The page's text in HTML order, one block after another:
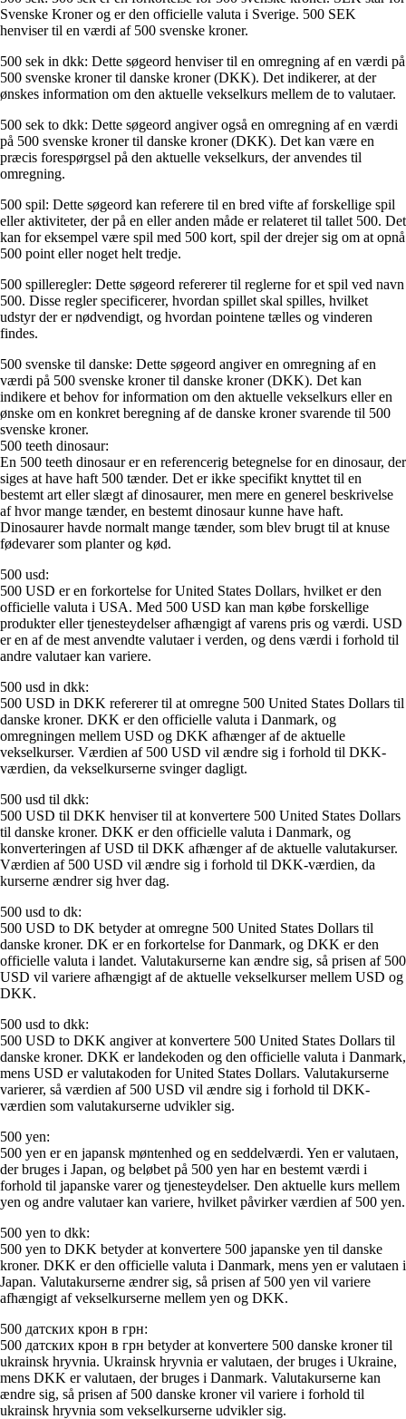
Svenske Kroner og er den officielle valuta i Sverige. 500 SEK
henviser til en værdi af 500 svenske kroner.
500 sek in dkk: Dette søgeord henviser til en omregning af en værdi på
500 svenske kroner til danske kroner (DKK). Det indikerer, at der
ønskes information om den aktuelle vekselkurs mellem de to valutaer.
500 sek to dkk: Dette søgeord angiver også en omregning af en værdi
på 500 svenske kroner til danske kroner (DKK). Det kan være en
præcis forespørgsel på den aktuelle vekselkurs, der anvendes til
omregning.
500 spil: Dette søgeord kan referere til en bred vifte af forskellige spil
eller aktiviteter, der på en eller anden måde er relateret til tallet 500. Det
kan for eksempel være spil med 500 kort, spil der drejer sig om at opnå
500 point eller noget helt tredje.
500 spilleregler: Dette søgeord refererer til reglerne for et spil ved navn
500. Disse regler specificerer, hvordan spillet skal spilles, hvilket
udstyr der er nødvendigt, og hvordan pointene tælles og vinderen
findes.
500 svenske til danske: Dette søgeord angiver en omregning af en
værdi på 500 svenske kroner til danske kroner (DKK). Det kan
indikere et behov for information om den aktuelle vekselkurs eller en
ønske om en konkret beregning af de danske kroner svarende til 500
svenske kroner.
500 teeth dinosaur:
En 500 teeth dinosaur er en referencerig betegnelse for en dinosaur, der
siges at have haft 500 tænder. Det er ikke specifikt knyttet til en
bestemt art eller slægt af dinosaurer, men mere en generel beskrivelse
af hvor mange tænder, en bestemt dinosaur kunne have haft.
Dinosaurer havde normalt mange tænder, som blev brugt til at knuse
fødevarer som planter og kød.
500 usd:
500 USD er en forkortelse for United States Dollars, hvilket er den
officielle valuta i USA. Med 500 USD kan man købe forskellige
produkter eller tjenesteydelser afhængigt af varens pris og værdi. USD
er en af de mest anvendte valutaer i verden, og dens værdi i forhold til
andre valutaer kan variere.
500 usd in dkk:
500 USD in DKK refererer til at omregne 500 United States Dollars til
danske kroner. DKK er den officielle valuta i Danmark, og
omregningen mellem USD og DKK afhænger af de aktuelle
vekselkurser. Værdien af 500 USD vil ændre sig i forhold til DKK-
værdien, da vekselkurserne svinger dagligt.
500 usd til dkk:
500 USD til DKK henviser til at konvertere 500 United States Dollars
til danske kroner. DKK er den officielle valuta i Danmark, og
konverteringen af USD til DKK afhænger af de aktuelle valutakurser.
Værdien af 500 USD vil ændre sig i forhold til DKK-værdien, da
kurserne ændrer sig hver dag.
500 usd to dk:
500 USD to DK betyder at omregne 500 United States Dollars til
danske kroner. DK er en forkortelse for Danmark, og DKK er den
officielle valuta i landet. Valutakurserne kan ændre sig, så prisen af 500
USD vil variere afhængigt af de aktuelle vekselkurser mellem USD og
DKK.
500 usd to dkk:
500 USD to DKK angiver at konvertere 500 United States Dollars til
danske kroner. DKK er landekoden og den officielle valuta i Danmark,
mens USD er valutakoden for United States Dollars. Valutakurserne
varierer, så værdien af 500 USD vil ændre sig i forhold til DKK-
værdien som valutakurserne udvikler sig.
500 yen:
500 yen er en japansk møntenhed og en seddelværdi. Yen er valutaen,
der bruges i Japan, og beløbet på 500 yen har en bestemt værdi i
forhold til japanske varer og tjenesteydelser. Den aktuelle kurs mellem
yen og andre valutaer kan variere, hvilket påvirker værdien af 500 yen.
500 yen to dkk:
500 yen to DKK betyder at konvertere 500 japanske yen til danske
kroner. DKK er den officielle valuta i Danmark, mens yen er valutaen i
Japan. Valutakurserne ændrer sig, så prisen af 500 yen vil variere
afhængigt af vekselkurserne mellem yen og DKK.
500 датских крон в грн:
500 датских крон в грн betyder at konvertere 500 danske kroner til
ukrainsk hryvnia. Ukrainsk hryvnia er valutaen, der bruges i Ukraine,
mens DKK er valutaen, der bruges i Danmark. Valutakurserne kan
ændre sig, så prisen af 500 danske kroner vil variere i forhold til
ukrainsk hryvnia som vekselkurserne udvikler sig.